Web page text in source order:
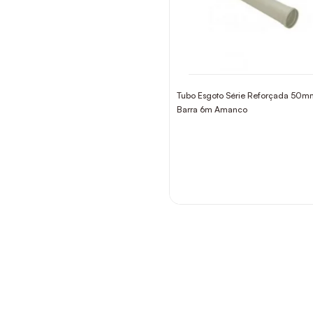
Tubo Esgoto Série Reforçada
Barra 6m Amanco